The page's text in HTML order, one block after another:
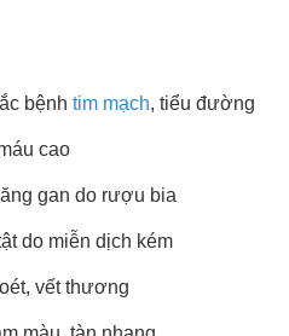
bệnh tim mạch, tiểu đường
cao
gan do rượu bia
do miễn dịch kém
vết thương